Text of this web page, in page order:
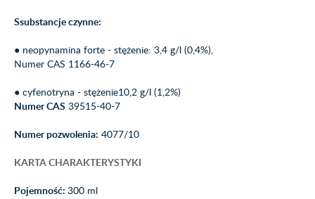
Ssubstancje czynne:
● neopynamina forte - stężenie: 3,4 g/l (0,4%),
Numer CAS 1166-46-7
● cyfenotryna - stężenie10,2 g/l (1,2%)
Numer CAS 39515-40-7
Numer pozwolenia: 4077/10
KARTA CHARAKTERYSTYKI
Pojemność: 300 ml